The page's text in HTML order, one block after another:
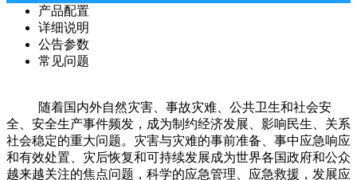
产品配置
详细说明
公告参数
常见问题
随着国内外自然灾害、事故灾难、公共卫生和社会安
全、安全生产事件频发，成为制约经济发展、影响民生、关系
社会稳定的重大问题。灾害与灾难的事前准备、事中应急响应
和有效处置、灾后恢复和可持续发展成为世界各国政府和公众
越来越关注的焦点问题，科学的应急管理、应急救援，发展应